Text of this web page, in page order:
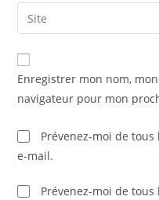
comment
email
address
comment
Saisir
l’URL
de
votre
(facultatif)
Enregistrer mon nom,
navigateur pour mon
Prévenez-moi de
e-mail.
Prévenez-moi de